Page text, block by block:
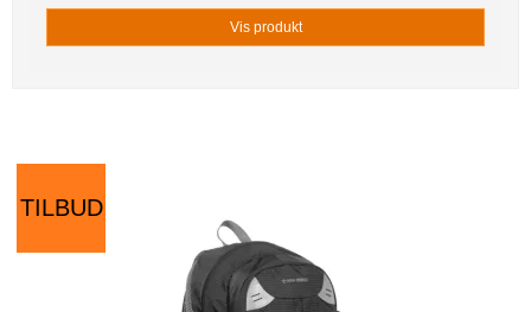
Vis produkt
TILBUD